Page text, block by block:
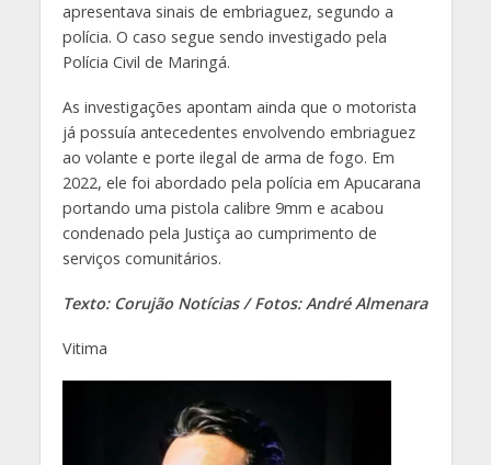
apresentava sinais de embriaguez, segundo a
polícia. O caso segue sendo investigado pela
Polícia Civil de Maringá.
As investigações apontam ainda que o motorista
já possuía antecedentes envolvendo embriaguez
ao volante e porte ilegal de arma de fogo. Em
2022, ele foi abordado pela polícia em Apucarana
portando uma pistola calibre 9mm e acabou
condenado pela Justiça ao cumprimento de
serviços comunitários.
Texto: Corujão Notícias / Fotos: André Almenara
Vitima